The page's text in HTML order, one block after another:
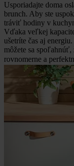
Usporiadajte doma
brunch. Aby ste
tráviť hodiny v
Vďaka veľkej
ušetríte čas aj
môžete sa spoľahnúť,
rovnomerne a